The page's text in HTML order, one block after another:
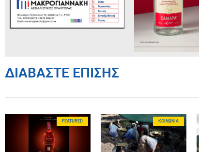
ΔΙΑΒΑΣΤΕ ΕΠΙΣΗΣ
FEATURED ΚΟΙΝΩΝΊΑ